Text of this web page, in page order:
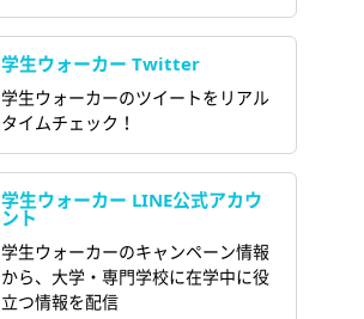
学生ウォーカー Twitter
学生ウォーカーのツイートをリアル
タイムチェック！
学生ウォーカー LINE公式アカウ
ント
学生ウォーカーのキャンペーン情報
から、大学・専門学校に在学中に役
立つ情報を配信